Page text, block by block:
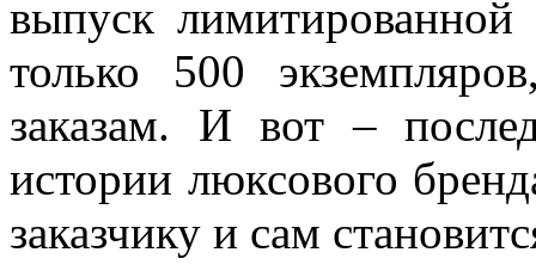
выпуск
только 500
заказам. И вот –
истории люксового
заказчику и сам